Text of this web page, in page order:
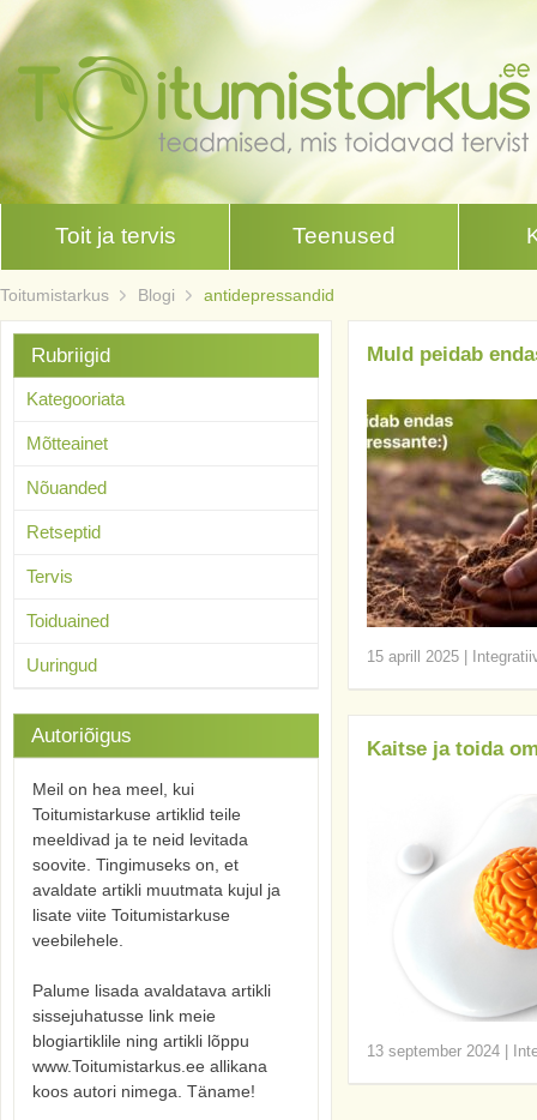
Toit ja tervis Teenused
Toitumistarkus Blogi antidepressandid
Muld peidab
15 aprill 2025
Kaitse ja toida
13 september 2024
Rubriigid
Kategooriata
Mõtteainet
Nõuanded
Retseptid
Tervis
Toiduained
Uuringud
Autoriõigus
Meil on hea meel, kui
Toitumistarkuse artiklid teile
meeldivad ja te neid levitada
soovite. Tingimuseks on, et
avaldate artikli muutmata kujul ja
lisate viite Toitumistarkuse
veebilehele.
Palume lisada avaldatava artikli
sissejuhatusse link meie
blogiartiklile ning artikli lõppu
www.Toitumistarkus.ee allikana
koos autori nimega. Täname!